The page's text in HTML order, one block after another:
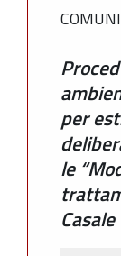
per
le